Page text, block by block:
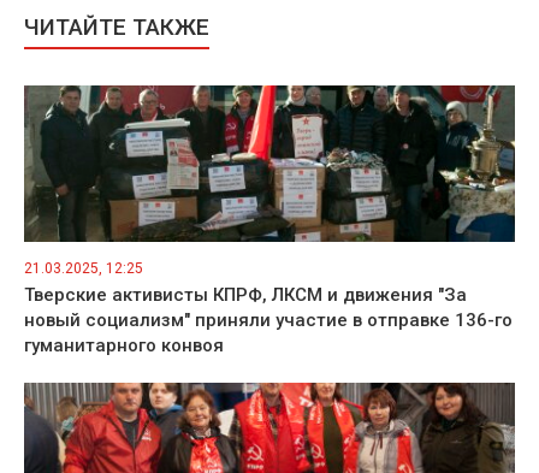
ЧИТАЙТЕ ТАКЖЕ
21.03.2025, 12:25
Тверские активисты КПРФ, ЛКСМ и движения "За
новый социализм" приняли участие в отправке 136-го
гуманитарного конвоя